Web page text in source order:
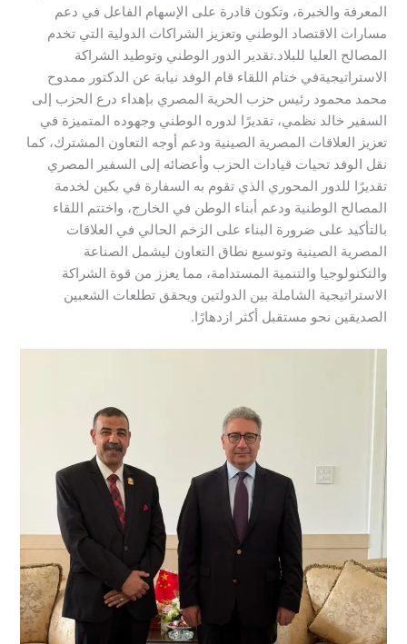
المعرفة والخبرة، وتكون قادرة على الإسهام الفاعل في دعم
مسارات الاقتصاد الوطني وتعزيز الشراكات الدولية التي تخدم
المصالح العليا للبلاد.​تقدير الدور الوطني وتوطيد الشراكة
الاستراتيجية​في ختام اللقاء قام الوفد نيابة عن الدكتور ممدوح
محمد محمود رئيس حزب الحرية المصري بإهداء درع الحزب إلى
السفير خالد نظمي، تقديرًا لدوره الوطني وجهوده المتميزة في
تعزيز العلاقات المصرية الصينية ودعم أوجه التعاون المشترك، كما
نقل الوفد تحيات قيادات الحزب وأعضائه إلى السفير المصري
تقديرًا للدور المحوري الذي تقوم به السفارة في بكين لخدمة
المصالح الوطنية ودعم أبناء الوطن في الخارج، واختتم اللقاء
بالتأكيد على ضرورة البناء على الزخم الحالي في العلاقات
المصرية الصينية وتوسيع نطاق التعاون ليشمل الصناعة
والتكنولوجيا والتنمية المستدامة، مما يعزز من قوة الشراكة
الاستراتيجية الشاملة بين الدولتين ويحقق تطلعات الشعبين
الصديقين نحو مستقبل أكثر ازدهارًا.